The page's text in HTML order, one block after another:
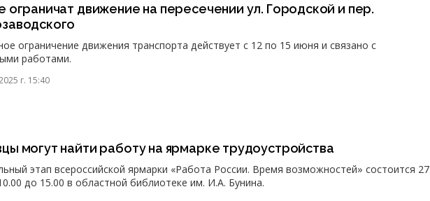
ограничат движение на пересечении ул. Городской и пер.
ограничение движения транспорта действует с 12 по 15 июня и связано с
работами.
г. 15:40
могут найти работу на ярмарке трудоустройства
этап всероссийской ярмарки «Работа России. Время возможностей» состоится 27
до 15.00 в областной библиотеке им. И.А. Бунина.